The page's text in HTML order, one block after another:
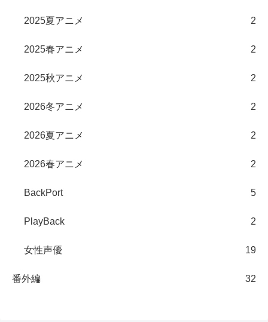
2025夏アニメ 2
2025春アニメ 2
2025秋アニメ 2
2026冬アニメ 2
2026夏アニメ 2
2026春アニメ 2
BackPort 5
PlayBack 2
女性声優 19
番外編 32